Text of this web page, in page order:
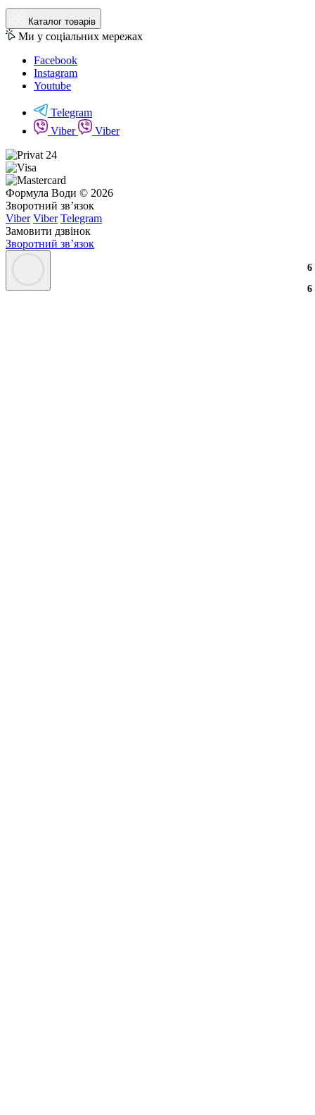
6
6
Каталог товарів
Ми у соціальних мережах
Facebook
Instagram
Youtube
Telegram
Viber
Viber
Формула Води © 2026
Зворотний зв’язок
Viber Viber Telegram
Замовити дзвінок
Зворотний зв’язок